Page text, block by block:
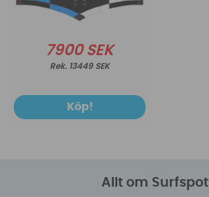
7900 SEK
13449 SEK
Köp!
Allt om Surfspot